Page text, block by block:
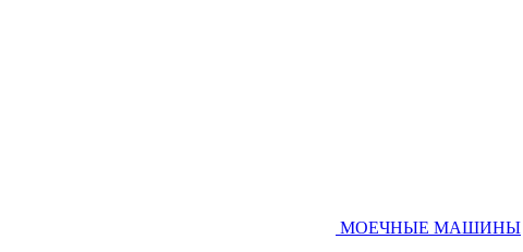
МОЕЧНЫЕ МАШИНЫ